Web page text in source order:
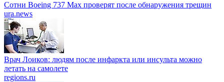
Сотни Boeing 737 Max проверят после обнаружения трещин
ura.news
Врач Лоиков: людям после инфаркта или инсульта можно
летать на самолете
regions.ru